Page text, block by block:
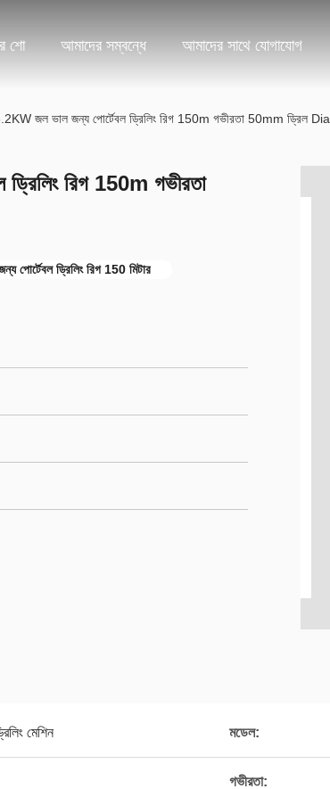
শো আমাদের সম্বন্ধে আমাদের সাথে যোগাযোগ
জল ভাল জন্য পোর্টেবল ড্রিলিং রিগ 150m গভীরতা 50mm ড্রিল Dia
রিগ 150m গভীরতা
পোর্টেবল ড্রিলিং রিগ 150 মিটার
মেশিন মডেল:
গভীরতা: